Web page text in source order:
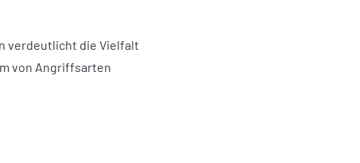
verdeutlicht die Vielfalt
von Angriffsarten